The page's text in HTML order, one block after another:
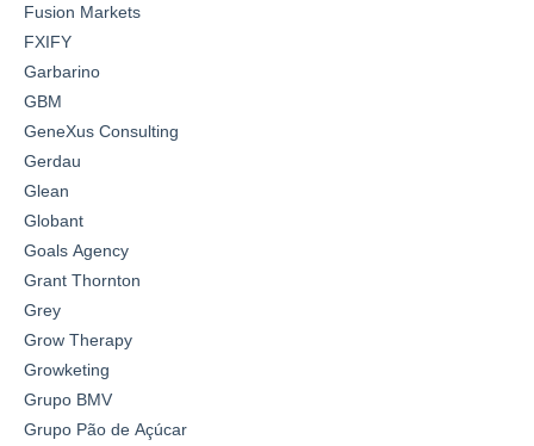
Fusion Markets
FXIFY
Garbarino
GBM
GeneXus Consulting
Gerdau
Glean
Globant
Goals Agency
Grant Thornton
Grey
Grow Therapy
Growketing
Grupo BMV
Grupo Pão de Açúcar